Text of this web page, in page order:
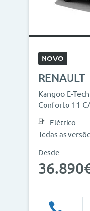
NOVO
RENAULT
Kangoo E-
Conforto 11
Elétrico
Todas as
Desde